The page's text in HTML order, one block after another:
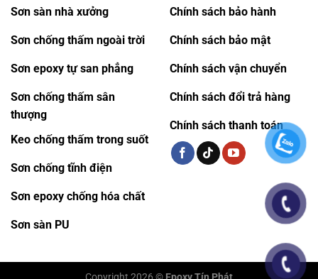
Sơn sàn nhà xưởng
Sơn chống thấm ngoài trời
Sơn epoxy tự san phẳng
Sơn chống thấm sân
thượng
Keo chống thấm trong suốt
Sơn chống tĩnh điện
Sơn epoxy chống hóa chất
Sơn sàn PU
Chính sách bảo hành
Chính sách bảo mật
Chính sách vận chuyển
Chính sách đổi trả hàng
Chính sách thanh toán